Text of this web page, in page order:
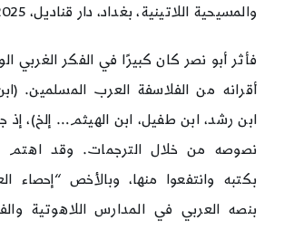
والمسيحية اللاتينية، بغداد، دار قناديل، 2025).
فأثر أبو نصر كان كبيرًا في الفكر الغربي
أقرانه من الفلاسفة العرب المسلمين.
ابن رشد، ابن طفيل، ابن الهيثم… إلخ)،
نصوصه من خلال الترجمات. وقد اهتم
بكتبه وانتفعوا منها، وبالأخص “إحصاء
بنصه العربي في المدارس اللاهوتية